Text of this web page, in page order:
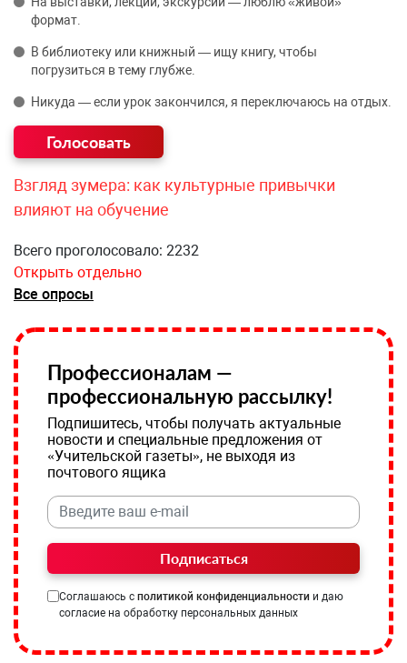
формат.
В библиотеку или книжный — ищу книгу, чтобы
погрузиться в тему глубже.
Никуда — если урок закончился, я переключаюсь на отдых.
Взгляд зумера: как культурные привычки
влияют на обучение
Всего проголосовало: 2232
Открыть отдельно
Все опросы
Профессионалам —
профессиональную рассылку!
Подпишитесь, чтобы получать актуальные
новости и специальные предложения от
«Учительской газеты», не выходя из
почтового ящика
Подписаться
Соглашаюсь с политикой конфиденциальности и даю
согласие на обработку персональных данных